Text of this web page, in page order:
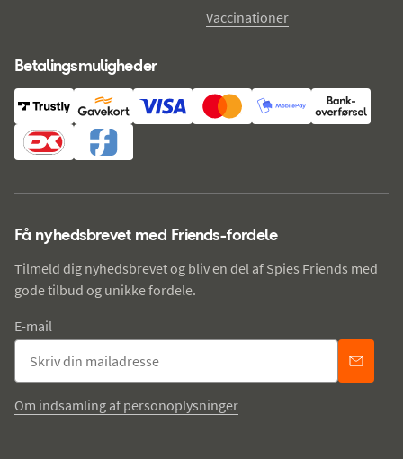
Vaccinationer
Betalingsmuligheder
Få nyhedsbrevet med Friends-fordele
Tilmeld dig nyhedsbrevet og bliv en del af Spies Friends med
gode tilbud og unikke fordele.
E-mail
Om indsamling af personoplysninger